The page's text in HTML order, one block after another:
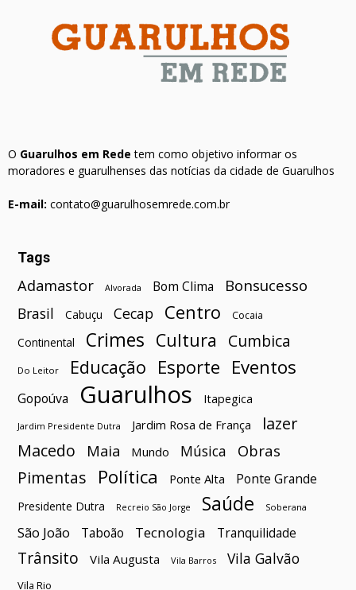
O Guarulhos em Rede tem como objetivo informar os
moradores e guarulhenses das notícias da cidade de Guarulhos
E-mail: contato@guarulhosemrede.com.br
Tags
Adamastor Alvorada Bom Clima Bonsucesso
Brasil Cabuçu Cecap Centro Cocaia
Continental Crimes Cultura Cumbica
Do Leitor Educação Esporte Eventos
Gopoúva Guarulhos Itapegica
Jardim Presidente Dutra Jardim Rosa de França
lazer
Macedo
Maia Mundo Música Obras
Pimentas Política Ponte Alta Ponte Grande
Presidente Dutra Recreio São Jorge Saúde Soberana
São João Taboão Tecnologia Tranquilidade
Trânsito Vila Augusta Vila Barros Vila Galvão
Vila Rio